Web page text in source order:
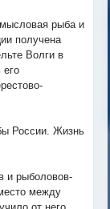
рыба и
получена
Волги в
его
России. Жизнь
и рыболовов-
между